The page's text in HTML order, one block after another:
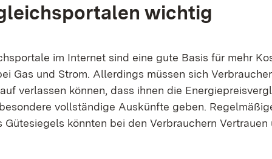
wichtig
im Internet sind eine gute Basis für mehr
Gas und Strom. Allerdings müssen sich
verlassen können, dass ihnen die
vollständige Auskünfte geben.
Gütesiegels könnten bei den Verbrauchern Vertrauen